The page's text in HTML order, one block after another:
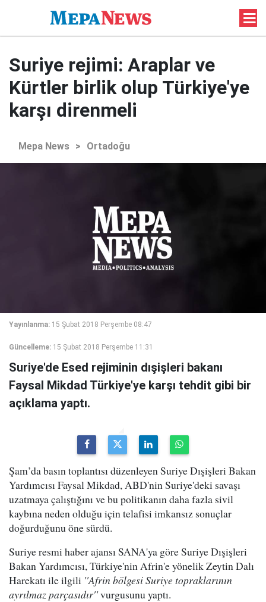
Suriye rejimi: Araplar ve
Kürtler birlik olup Türkiye'ye
karşı direnmeli
Mepa News > Ortadoğu
Yayınlanma: 15 Şubat 2018 Perşembe 08:47
Güncelleme: 15 Şubat 2018 Perşembe 11:31
Suriye'de Esed rejiminin dışişleri bakanı
Faysal Mikdad Türkiye'ye karşı tehdit gibi bir
açıklama yaptı.
Şam’da basın toplantısı düzenleyen Suriye Dışişleri Bakan
Yardımcısı Faysal Mikdad, ABD'nin Suriye'deki savaşı
uzatmaya çalıştığını ve bu politikanın daha fazla sivil
kaybına neden olduğu için telafisi imkansız sonuçlar
doğurduğunu öne sürdü.
Suriye resmi haber ajansı SANA'ya göre Suriye Dışişleri
Bakan Yardımcısı, Türkiye'nin Afrin'e yönelik Zeytin Dalı
Harekatı ile ilgili ''Afrin bölgesi Suriye topraklarının
ayrılmaz parçasıdır''vurgusunu yaptı.